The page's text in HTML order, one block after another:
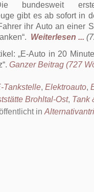
bundesweit
gibt es ab sofort in
ihr Auto an einer
Weiterlesen ...
E-Auto in 20
. Ganzer Beitrag (727
Tankstelle, Elektroauto,
Brohltal-Ost, Tank
in